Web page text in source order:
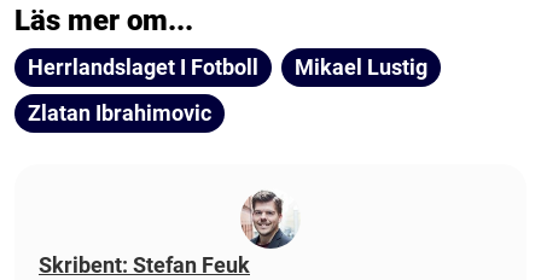
Läs mer om...
Herrlandslaget I Fotboll
Mikael Lustig
Zlatan Ibrahimovic
Skribent: Stefan Feuk